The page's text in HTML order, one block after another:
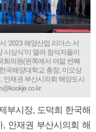
‘2023 해양산업 리더스 서
시상식’이 열려 참석자들이
회의원(왼쪽에서 여덟 번째
국해양대학교 총장, 이오상
안재권 부산시의회 해양도시
부시장, 도덕희 한국해
안재권 부산시의회 해